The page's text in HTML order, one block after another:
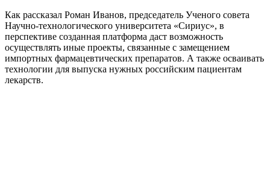
Как рассказал Роман Иванов, председатель Ученого совета
Научно-технологического университета «Сириус», в
перспективе созданная платформа даст возможность
осуществлять иные проекты, связанные с замещением
импортных фармацевтических препаратов. А также осваивать
технологии для выпуска нужных российским пациентам
лекарств.